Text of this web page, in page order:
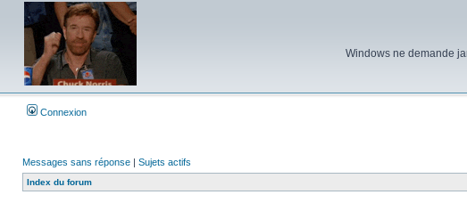
Windows ne demande
Connexion
Messages sans réponse | Sujets actifs
Index du forum